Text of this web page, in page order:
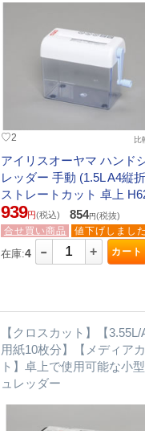
♡2 比
アイリスオーヤマ ハンド
レッダー 手動 (1.5L A4縦
ストレートカット 卓上
939円(税込) 854円(税抜)
合せ買い商品 値下げしました
在庫:4 - + カート
【クロスカット】【3.55L/
用紙10枚分】【メディア
ト】卓上で使用可能な小
ュレッダー